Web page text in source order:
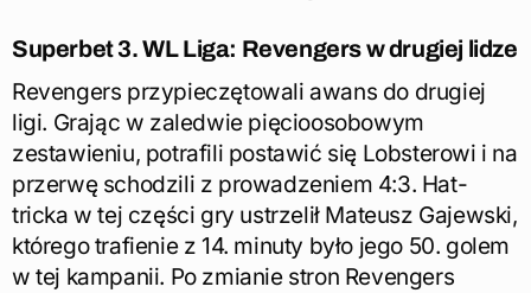
Superbet 3. WL Liga: Revengers w drugiej lidze
Revengers przypieczętowali awans do drugiej
ligi. Grając w zaledwie pięcioosobowym
zestawieniu, potrafili postawić się Lobsterowi i na
przerwę schodzili z prowadzeniem 4:3. Hat-
tricka w tej części gry ustrzelił Mateusz Gajewski,
którego trafienie z 14. minuty było jego 50. golem
w tej kampanii. Po zmianie stron Revengers